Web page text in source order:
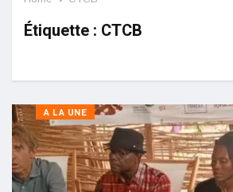
Étiquette : CTCB
A LA UNE